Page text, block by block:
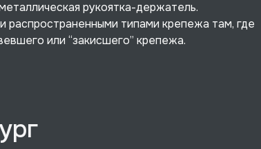
рукоятка-держатель.
типами крепежа там, где
или “закисшего” крепежа.